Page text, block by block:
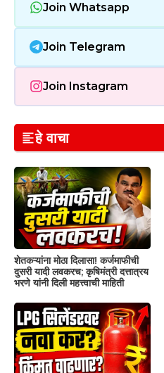
Join Whatsapp
Join Telegram
Join Instagram
हे वाचा
शेतकऱ्यांना मोठा दिलासा! कर्जमाफीची
दुसरी यादी लवकरच; कृषिमंत्री दत्तात्रय
भरणे यांनी दिली महत्त्वाची माहिती